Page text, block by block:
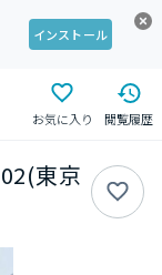
インストール
お気に入り 閲覧履歴
東京